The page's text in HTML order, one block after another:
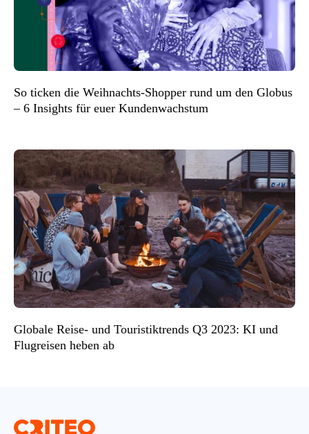
So ticken die Weihnachts-Shopper rund um den Globus
– 6 Insights für euer Kundenwachstum
Globale Reise- und Touristiktrends Q3 2023: KI und
Flugreisen heben ab